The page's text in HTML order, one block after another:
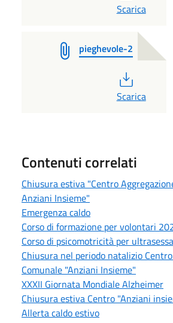
PDF
Scarica
pieghevole-2
PDF
Scarica
Contenuti correlati
Chiusura estiva "Centro
Anziani Insieme"
Emergenza caldo
Corso di formazione per volontari
Corso di psicomotricità per
Chiusura nel periodo natalizio
Comunale "Anziani Insieme"
XXXII Giornata Mondiale Alzheimer
Chiusura estiva Centro "Anziani
Allerta caldo estivo